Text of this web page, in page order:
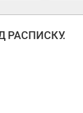
РАСПИСКУ.